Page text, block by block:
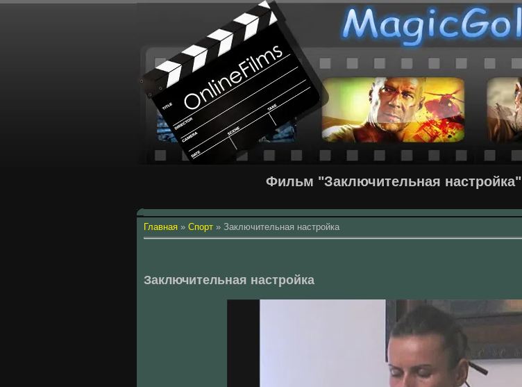
Фильм "Заключительная настройка"
Главная » Спорт » Заключительная настройка
Заключительная настройка